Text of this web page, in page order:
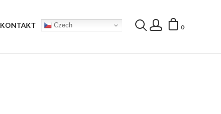
KONTAKT Czech 0